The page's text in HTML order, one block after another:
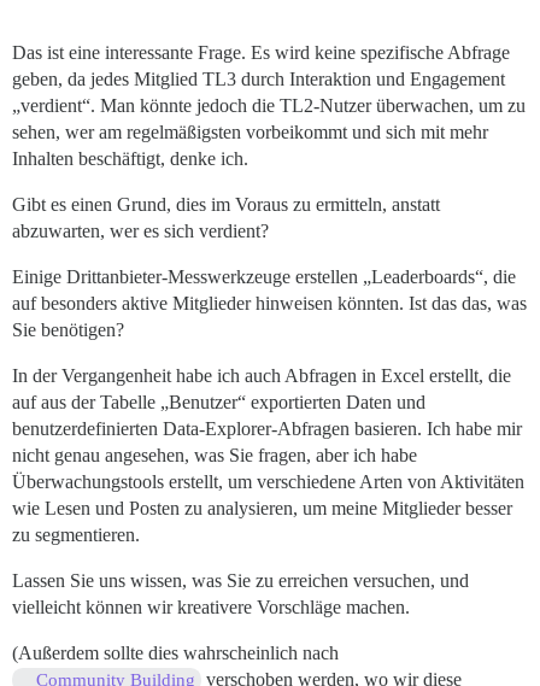
Das ist eine interessante Frage. Es wird keine spezifische Abfrage
geben, da jedes Mitglied TL3 durch Interaktion und Engagement
„verdient“. Man könnte jedoch die TL2-Nutzer überwachen, um zu
sehen, wer am regelmäßigsten vorbeikommt und sich mit mehr
Inhalten beschäftigt, denke ich.
Gibt es einen Grund, dies im Voraus zu ermitteln, anstatt
abzuwarten, wer es sich verdient?
Einige Drittanbieter-Messwerkzeuge erstellen „Leaderboards“, die
auf besonders aktive Mitglieder hinweisen könnten. Ist das das, was
Sie benötigen?
In der Vergangenheit habe ich auch Abfragen in Excel erstellt, die
auf aus der Tabelle „Benutzer“ exportierten Daten und
benutzerdefinierten Data-Explorer-Abfragen basieren. Ich habe mir
nicht genau angesehen, was Sie fragen, aber ich habe
Überwachungstools erstellt, um verschiedene Arten von Aktivitäten
wie Lesen und Posten zu analysieren, um meine Mitglieder besser
zu segmentieren.
Lassen Sie uns wissen, was Sie zu erreichen versuchen, und
vielleicht können wir kreativere Vorschläge machen.
(Außerdem sollte dies wahrscheinlich nach
Community Building
verschoben werden, wo wir diese